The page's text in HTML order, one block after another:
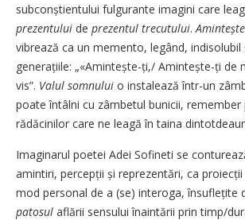
subconș­ti­entului fulgurante imagini care
prezentului de prezentul trecutului.
vibrează ca un memento, le­gând, indisolubil
ge­nerațiile: „«Amintește-ți,/ Amin­tește-ți de
vis”. Valul somnului o instalează în­tr-un
poate întâlni cu zâmbetul bunicii, remember
rădăcinilor care ne leagă în taina
Imaginarul poetei Adei Sofineti se
amintiri, percepții și reprezentări, ca
mod personal de a (se) interoga, însufle­țite
patosul aflării sensului înaintării prin timp/